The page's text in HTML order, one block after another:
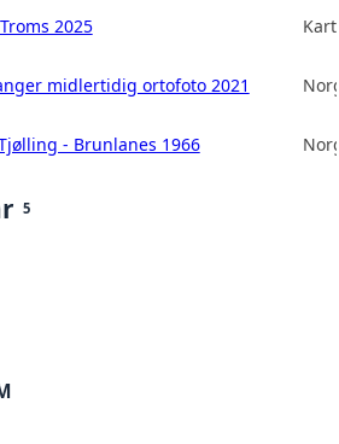
2025
midlertidig ortofoto 2021
- Brunlanes 1966
5